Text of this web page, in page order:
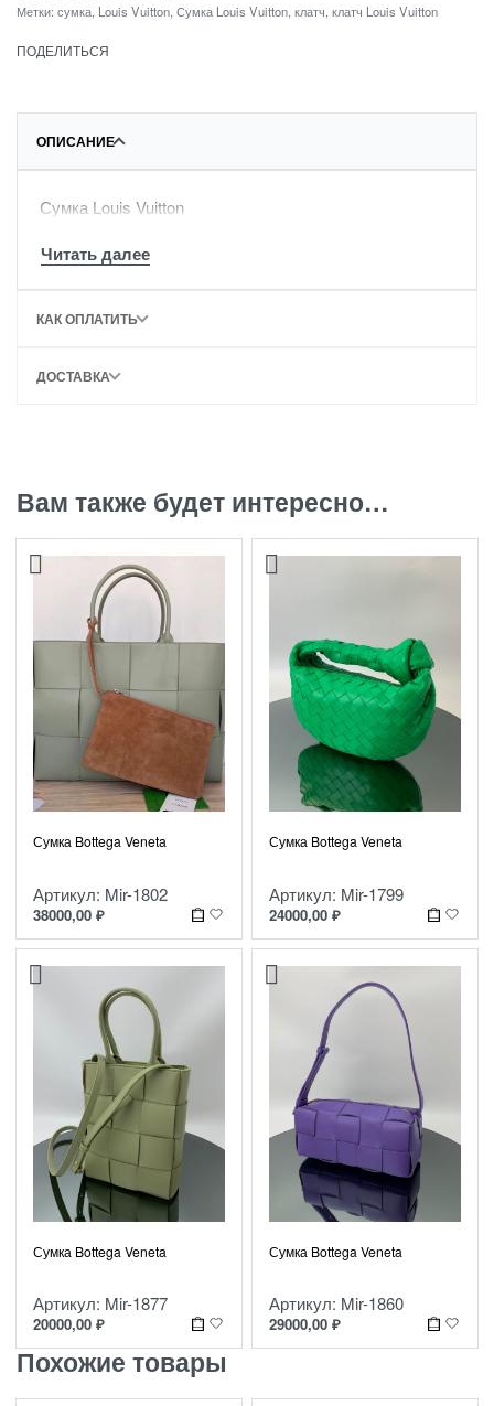
Метки: сумка Louis Vuitton Сумка Louis Vuitton клатч клатч Louis Vuitton
ПОДЕЛИТЬСЯ
ОПИСАНИЕ
Сумка Louis Vuitton
КАК ОПЛАТИТЬ
ДОСТАВКА
Вам также будет интересно…
Сумка Bottega Veneta
Артикул: Mir-1802
38000,00 ₽
Сумка Bottega Veneta
Артикул: Mir-1799
24000,00 ₽
Сумка Bottega Veneta
Артикул: Mir-1877
20000,00 ₽
Сумка Bottega Veneta
Артикул: Mir-1860
29000,00 ₽
Похожие товары